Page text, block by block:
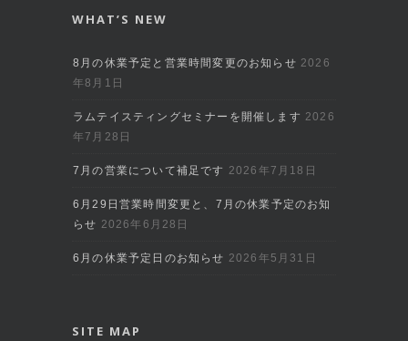
WHAT’S NEW
8月の休業予定と営業時間変更のお知らせ 2026
年8月1日
ラムテイスティングセミナーを開催します 2026
年7月28日
7月の営業について補足です 2026年7月18日
6月29日営業時間変更と、7月の休業予定のお知
らせ 2026年6月28日
6月の休業予定日のお知らせ 2026年5月31日
SITE MAP